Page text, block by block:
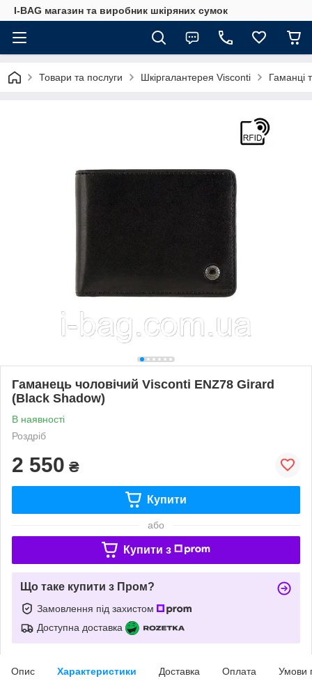
I-BAG магазин та виробник шкіряних сумок
Товари та послуги Шкіргалантерея Visconti Гаманці
Гаманець чоловічий Visconti ENZ78 Girard
(Black Shadow)
В наявності
Роздріб
2 550 ₴
Купити
або
Купити з
Що таке купити з Пром?
Замовлення під захистом
Доступна доставка
Опис Характеристики Доставка Оплата Умови